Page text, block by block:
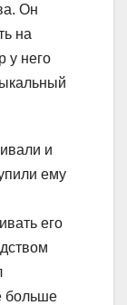
Он
на
у него
и
ему
его
больше